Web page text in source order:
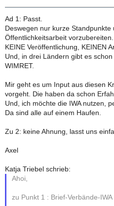
Ad 1: Passt.
Deswegen nur kurze
Öffentlichkeitsarbeit vorzubereiten.
KEINE Veröffentlichung, KEINEN
Und, in drei Ländern gibt es
WIMRET.
Mir geht es um Input aus diesen
vorgeht. Die haben da schon
Und, ich möchte die IWA nutzen,
Da sind alle auf einem Haufen.
Zu 2: keine Ahnung, lasst uns
Axel
Katja Triebel schrieb:
Ahoi,
zu Punkt 1 : Brief-Verbände-IWA